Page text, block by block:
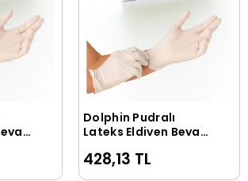
Sepete Ekle
Dolphin Pudralı
Lateks Eldiven Beyaz
428,13 TL